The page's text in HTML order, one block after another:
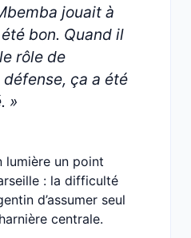
jouait à
bon. Quand il
rôle de
ça a été
»
lumière un point
: la difficulté
d’assumer seul
centrale.